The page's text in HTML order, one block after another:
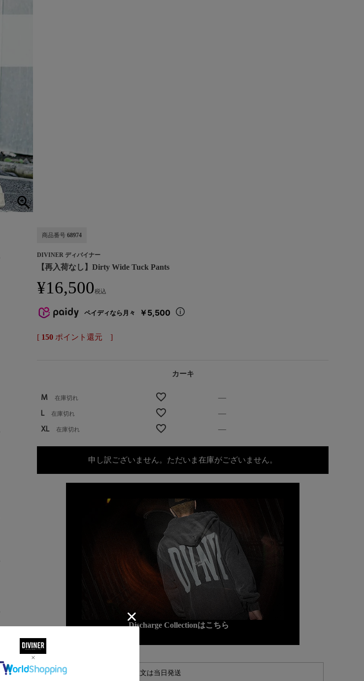
商品番号 68974
DIVINER ディバイナー
【再入荷なし】Dirty Wide Tuck Pants
¥16,500税込
ペイディなら月々 ￥5,500
[ 150 ポイント還元 ]
カーキ
M 在庫切れ —
L 在庫切れ —
XL 在庫切れ —
申し訳ございません。ただいま在庫がございません。
Discharge Collectionはこちら
alarm 平日お昼13時までのご注文は当日発送